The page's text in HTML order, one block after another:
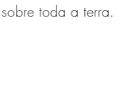
toda a terra.